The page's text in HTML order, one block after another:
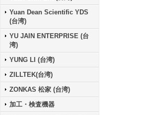
Yuan Dean Scientific YDS
(台湾)
YU JAIN ENTERPRISE (台
湾)
YUNG LI (台湾)
ZILLTEK(台湾)
ZONKAS 松家 (台湾)
加工・検査機器